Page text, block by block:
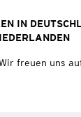
IN
freuen uns